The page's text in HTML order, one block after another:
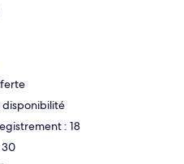
disponibilité
: 18
30